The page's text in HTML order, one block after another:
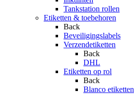
Tankstation rollen
Etiketten & toebehoren
Back
Beveiligingslabels
Verzendetiketten
Back
DHL
Etiketten op rol
Back
Blanco etiketten